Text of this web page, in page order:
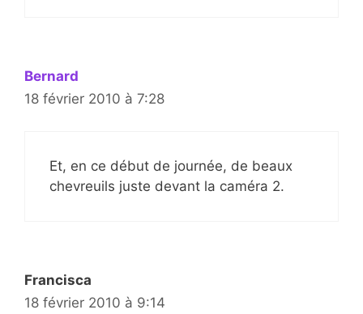
Bernard
18 février 2010 à 7:28
Et, en ce début de journée, de beaux
chevreuils juste devant la caméra 2.
Francisca
18 février 2010 à 9:14